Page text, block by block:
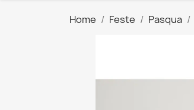
Home Feste Pasqua